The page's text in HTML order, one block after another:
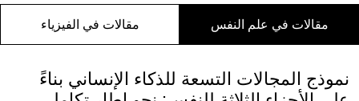
مقالات في علم النفس مقالات في الفيزياء
نموذج المجالات التسعة للذكاء الإنساني بناءً